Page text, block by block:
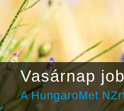
Vasárnap
A HungaroMet